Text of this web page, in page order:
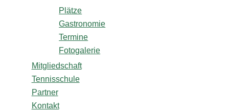
Plätze
Gastronomie
Termine
Fotogalerie
Mitgliedschaft
Tennisschule
Partner
Kontakt